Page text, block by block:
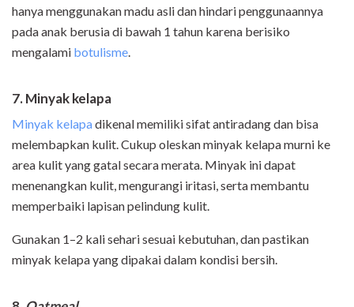
hanya menggunakan madu asli dan hindari penggunaannya
pada anak berusia di bawah 1 tahun karena berisiko
mengalami botulisme.
7. Minyak kelapa
Minyak kelapadikenal memiliki sifat antiradang dan bisa
melembapkan kulit. Cukup oleskan minyak kelapa murni ke
area kulit yang gatal secara merata. Minyak ini dapat
menenangkan kulit, mengurangi iritasi, serta membantu
memperbaiki lapisan pelindung kulit.
Gunakan 1–2 kali sehari sesuai kebutuhan, dan pastikan
minyak kelapa yang dipakai dalam kondisi bersih.